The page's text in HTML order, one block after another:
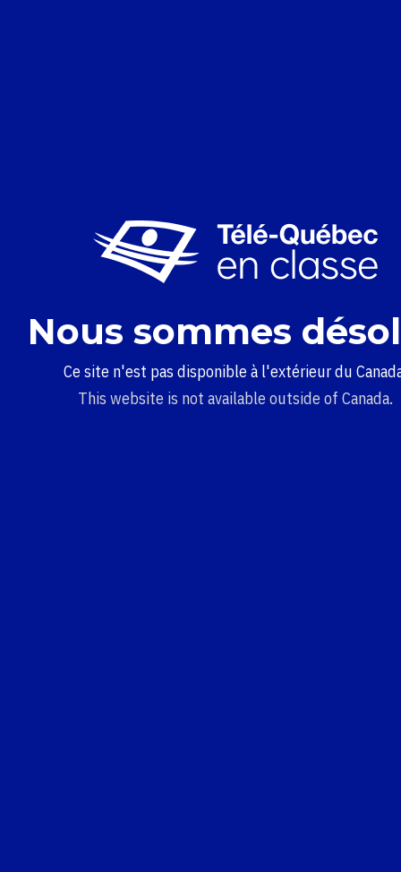
Nous sommes
Ce site n'est pas disponible à l'extérieur du
This website is not available outside of Canada.